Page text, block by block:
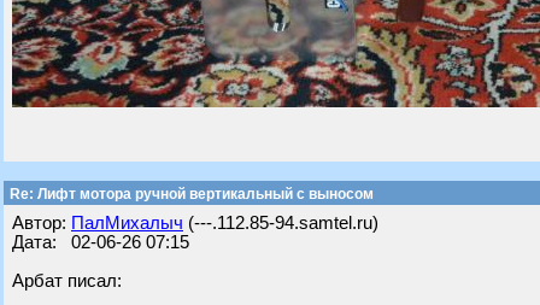
Re: Лифт мотора ручной вертикальный с выносом
Автор: ПалМихалыч (---.112.85-94.samtel.ru)
Дата: 02-06-26 07:15
Арбат писал: